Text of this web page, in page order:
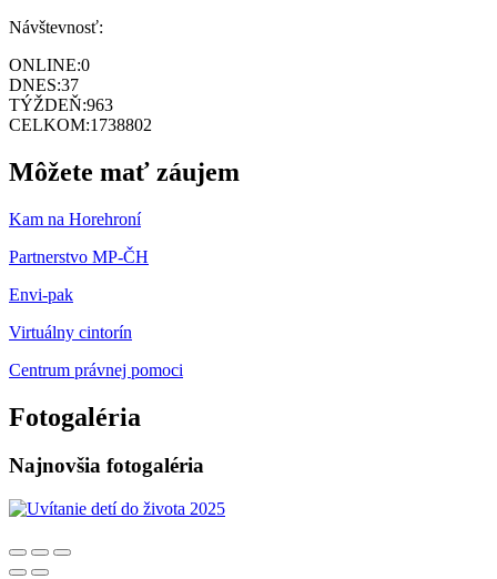
Návštevnosť:
ONLINE:0
DNES:37
TÝŽDEŇ:963
CELKOM:1738802
Môžete mať záujem
Kam na Horehroní
Partnerstvo MP-ČH
Envi-pak
Virtuálny cintorín
Centrum právnej pomoci
Fotogaléria
Najnovšia fotogaléria